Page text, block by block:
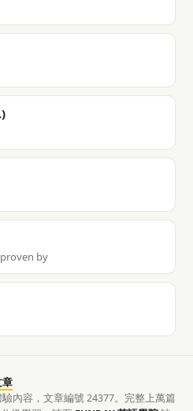
by
章
內容，文章編號 24377。完整上萬篇